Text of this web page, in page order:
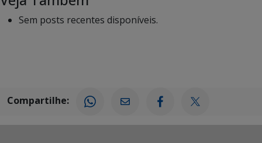
Sem posts recentes disponíveis.
Compartilhe: